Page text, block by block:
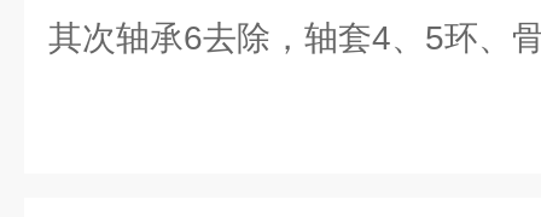
其次轴承6去除，轴套4、5环、